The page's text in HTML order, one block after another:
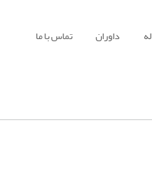
داوران تماس با ما